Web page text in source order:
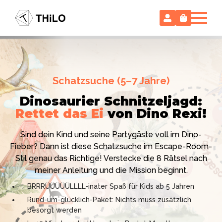
Hollywood-Action im
Kinderzimmer – ohne
Vorbereitungsstress!
Ich bin THiLO, "Dein SPIEGEL"-Bestseller-Autor und
TV-Profi (ZDF "1, 2 oder 3"). Entdecke jetzt meine
Schatzsuchen und Escape Rooms zum Sofort-
Download. Und natürlich meine Ebooks.
Schatzsuche (5–7 Jahre)
Dinosaurier Schnitzeljagd:
Rettet das Ei von Dino Rexi!
Sind dein Kind und seine Partygäste voll im Dino-
Fieber? Dann ist diese Schatzsuche im Escape-Room-
Stil genau das Richtige! Verstecke die 8 Rätsel nach
meiner Anleitung und die Mission beginnt.
BRRRÜÜÜÜÜLLLL-inater Spaß für Kids ab 5 Jahren
Rund-um-glücklich-Paket: Nichts muss zusätzlich
besorgt werden
Escape Room (ab 8 oder 12 Jahre)
Locked-up Agents: Im Labor
des Virologen
Das gab es noch nie: Verwandele dein Zuhause in ein
High-Tech Labor! Unser 24-seitiges PDF enthält alles:
Mission, Agentenausweise, Rätsel und Requisiten.
Knackt den Fall in 90 Minuten!
Kniffliger Rätselspaß für 2 bis 6 Spieler (8 - 11 oder 12–
99 Jahre)
Professionelles PDF: Agentenausweise & Schilder
inklusive